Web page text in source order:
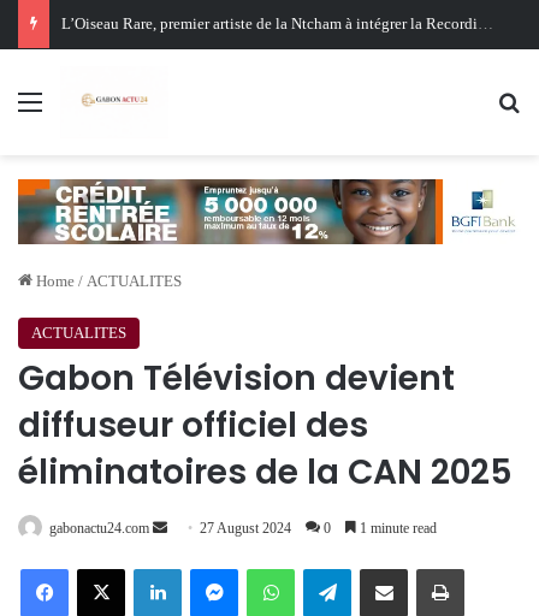
Oligui Nguema au Ghana : Libreville mise sur Accra pour renforcer sa stratégie diplomatique et économique
Menu
Home / ACTUALITES
ACTUALITES
Gabon Télévision devient
diffuseur officiel des
éliminatoires de la CAN 2025
gabonactu24.com
Send 27 August 2024 0 1 minute read
FacebookX LinkedInMessengerWhatsAppTelegramShare via Email Print